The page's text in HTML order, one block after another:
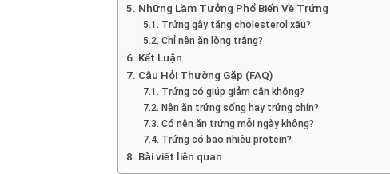
Những Lầm Tưởng Phổ Biến Về Trứng
Trứng gây tăng cholesterol xấu?
Chỉ nên ăn lòng trắng?
Kết Luận
Câu Hỏi Thường Gặp (FAQ)
Trứng có giúp giảm cân không?
Nên ăn trứng sống hay trứng chín?
Có nên ăn trứng mỗi ngày không?
Trứng có bao nhiêu protein?
Bài viết liên quan